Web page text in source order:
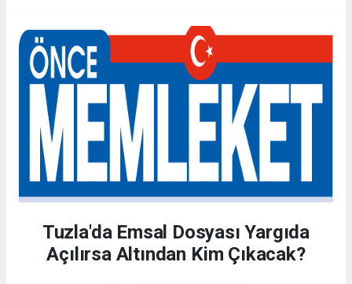
Tuzla'da Emsal Dosyası Yargıda
Açılırsa Altından Kim Çıkacak?